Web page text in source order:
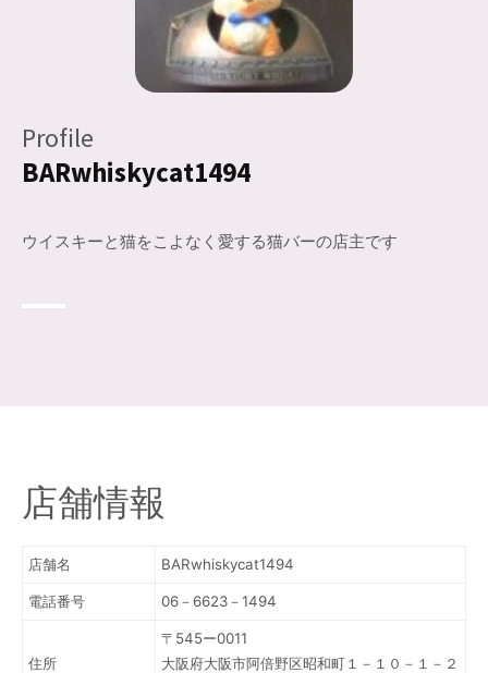
Profile
BARwhiskycat1494
ウイスキーと猫をこよなく愛する猫バーの店主です
店舗情報
店舗名 BARwhiskycat1494
電話番号 06－6623－1494
住所
〒545ー0011
大阪府大阪市阿倍野区昭和町１－１０－１－２